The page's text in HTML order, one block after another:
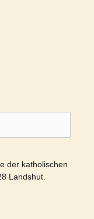
der katholischen
Landshut.